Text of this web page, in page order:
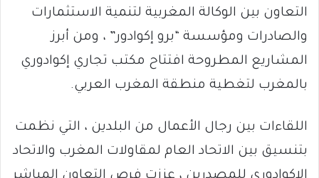
التعاون بين الوكالة المغربية لتنمية الاستثمارات
والصادرات ومؤسسة “برو إكوادور” ، ومن أبرز
المشاريع المطروحة افتتاح مكتب تجاري إكوادوري
بالمغرب لتغطية منطقة المغرب العربي.
اللقاءات بين رجال الأعمال من البلدين ، التي نظمت
بتنسيق بين الاتحاد العام لمقاولات المغرب والاتحاد